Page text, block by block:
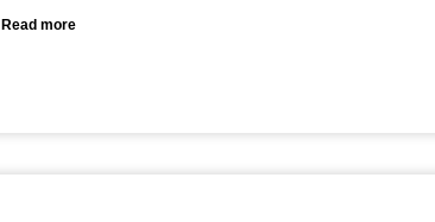
Read more